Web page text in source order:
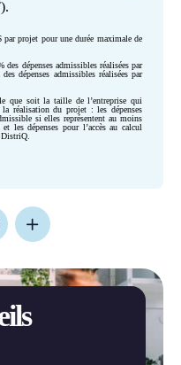
par projet pour une durée maximale de
des dépenses admissibles réalisées par
dépenses admissibles réalisées par
que soit la taille de l’entreprise qui
la réalisation du projet : les dépenses
si elles représentent au moins
les dépenses pour l’accès au calcul